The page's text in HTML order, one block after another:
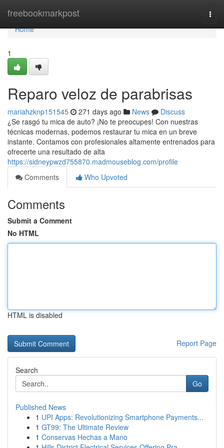
freebookmarkpost
Home
Home
1
Reparo veloz de parabrisas
mariahzknp151545 271 days ago News
Discuss
¿Se rasgó tu mica de auto? ¡No te preocupes! Con nuestras
técnicas modernas, podemos restaurar tu mica en un breve
instante. Contamos con profesionales altamente entrenados para
ofrecerte una resultado de alta
https://sidneypwzd755870.madmouseblog.com/profile
Comments
Who Upvoted
Comments
Submit a Comment
No HTML
HTML is disabled
Report Page
Search
Go
Published News
1 UPI Apps: Revolutionizing Smartphone Payments...
1 GT99: The Ultimate Review
1 Conservas Hechas a Mano